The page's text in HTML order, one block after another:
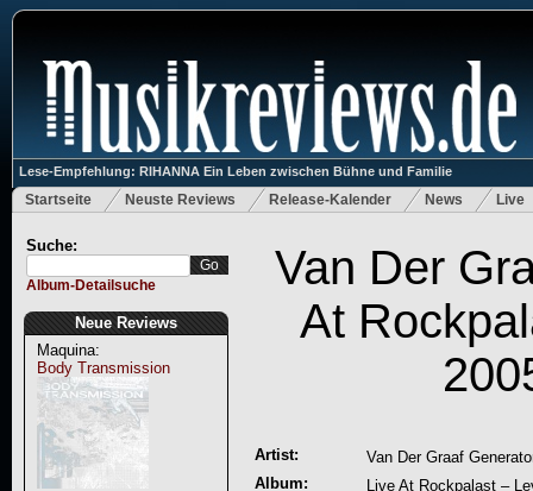
Lese-Empfehlung: RIHANNA Ein Leben zwischen Bühne und Familie
Startseite Neuste Reviews Release-Kalender News Live
Suche:
Album-Detailsuche
Neue Reviews
Maquina:
Body Transmission
Van Der
At
Artist:
Van Der Graaf
Album:
Live At Rockpalast –